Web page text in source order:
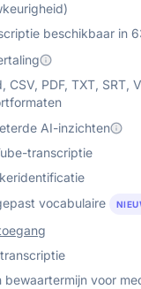
beschikbaar in
CSV, PDF, TXT, SRT,
AI-inzichten
transcriptie
vocabulaire
bewaartermijn voor